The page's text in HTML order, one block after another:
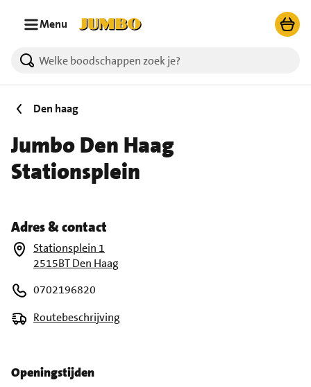
Menu
Den haag
Jumbo Den Haag
Stationsplein
Adres & contact
Stationsplein 1
2515BT Den Haag
0702196820
Routebeschrijving
Openingstijden